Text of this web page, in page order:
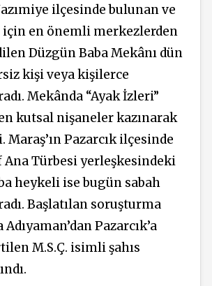
ilçesinde bulunan ve
için en önemli merkezlerden
Düzgün Baba Mekânı dün
kişi veya kişilerce
Mekânda “Ayak İzleri”
kutsal nişaneler kazınarak
Pazarcık ilçesinde
Türbesi yerleşkesindeki
heykeli ise bugün sabah
Başlatılan soruşturma
Pazarcık’a
M.S.Ç. isimli şahıs